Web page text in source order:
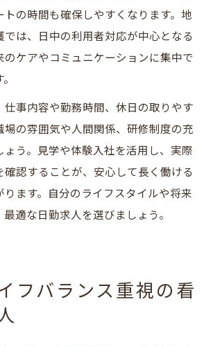
トの時間も確保しやすくなります。地
では、日中の利用者対応が中心となる
のケアやコミュニケーションに集中で
仕事内容や勤務時間、休日の取りやす
場の雰囲気や人間関係、研修制度の充
ょう。見学や体験入社を活用し、実際
確認することが、安心して長く働ける
ります。自分のライフスタイルや将来
適な日勤求人を選びましょう。
フバランス重視の看